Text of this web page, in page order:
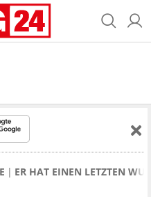
ER HAT EINEN LETZTEN